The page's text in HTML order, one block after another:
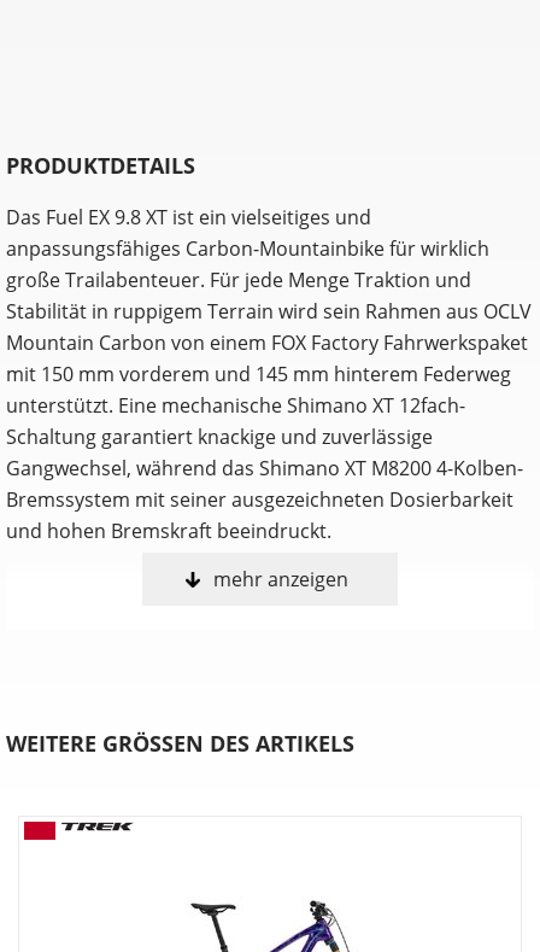
PRODUKTDETAILS
Das Fuel EX 9.8 XT ist ein vielseitiges und
anpassungsfähiges Carbon-Mountainbike für wirklich
große Trailabenteuer. Für jede Menge Traktion und
Stabilität in ruppigem Terrain wird sein Rahmen aus OCLV
Mountain Carbon von einem FOX Factory Fahrwerkspaket
mit 150 mm vorderem und 145 mm hinterem Federweg
unterstützt. Eine mechanische Shimano XT 12fach-
Schaltung garantiert knackige und zuverlässige
Gangwechsel, während das Shimano XT M8200 4-Kolben-
Bremssystem mit seiner ausgezeichneten Dosierbarkeit
und hohen Bremskraft beeindruckt.
Anpassen, shredden, wiederholen
des MX oder die schluckfreudige Downhill-Performance
Verstellbare Progression
unverändertem Ansprechverhalten auf kleine Stöße?
Dreh den Chip in der unteren Dämpferaufnahme für eine
mehr anzeigen
WEITERE GRÖSSEN DES ARTIKELS